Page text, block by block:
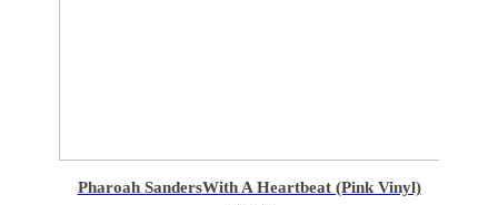
Pharoah SandersWith A Heartbeat (Pink Vinyl)